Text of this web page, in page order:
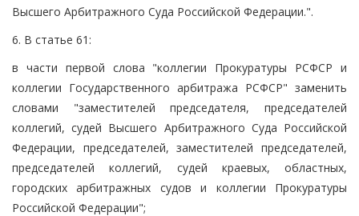
Высшего Арбитражного Суда Российской Федерации.".
6. В статье 61:
в части первой слова "коллегии Прокуратуры РСФСР и
коллегии Государственного арбитража РСФСР" заменить
словами "заместителей председателя, председателей
коллегий, судей Высшего Арбитражного Суда Российской
Федерации, председателей, заместителей председателей,
председателей коллегий, судей краевых, областных,
городских арбитражных судов и коллегии Прокуратуры
Российской Федерации";